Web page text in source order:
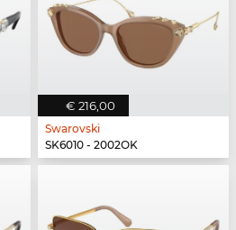
€ 216,00
Swarovski
SK6010 - 2002OK